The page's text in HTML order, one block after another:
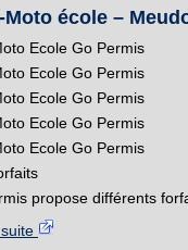
école –
Ecole Go Permis
Ecole Go Permis
Ecole Go Permis
Ecole Go Permis
Ecole Go Permis
propose différents